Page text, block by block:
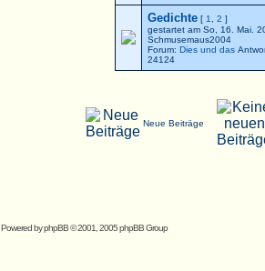
Gedichte [ 1 2 ]
gestartet am So, 16. Mai.
Schmusemaus2004
Forum: Dies und das
24124
Neue Beiträge
Powered byphpBB© 2001, 2005 phpBB Group